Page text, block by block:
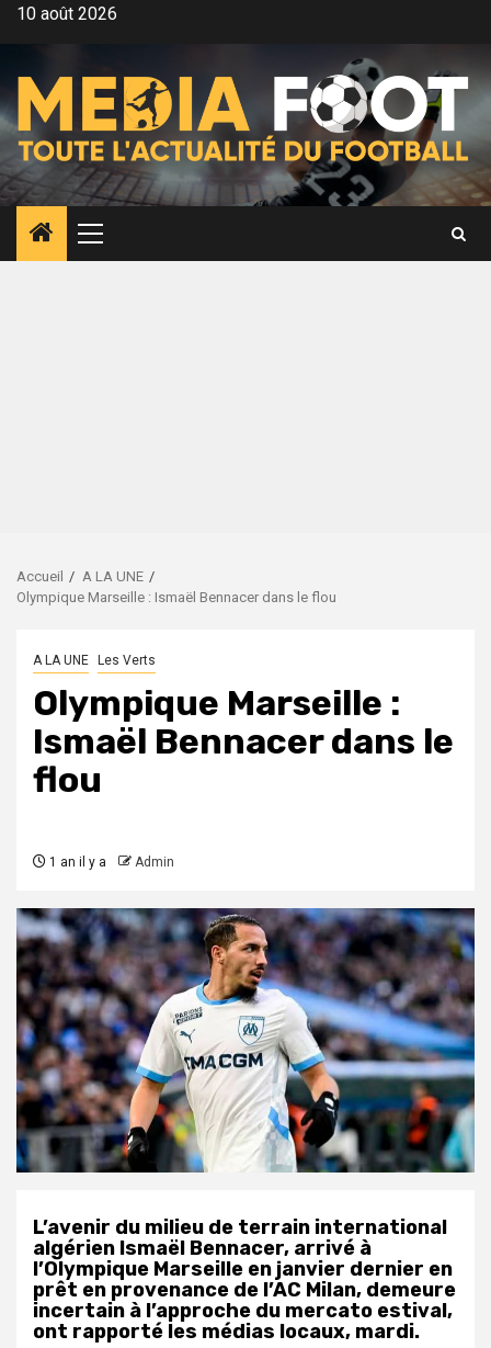
Aller10 août 2026
Menu
principal
Accueil
A LA UNE
Olympique Marseille : Ismaël Bennacer dans le flou
A LA UNE Les Verts
Olympique Marseille :
Ismaël Bennacer dans le
flou
1 an il y a Admin
L’avenir du milieu de terrain international
algérien Ismaël Bennacer, arrivé à
l’Olympique Marseille en janvier dernier en
prêt en provenance de l’AC Milan, demeure
incertain à l’approche du mercato estival,
ont rapporté les médias locaux, mardi.